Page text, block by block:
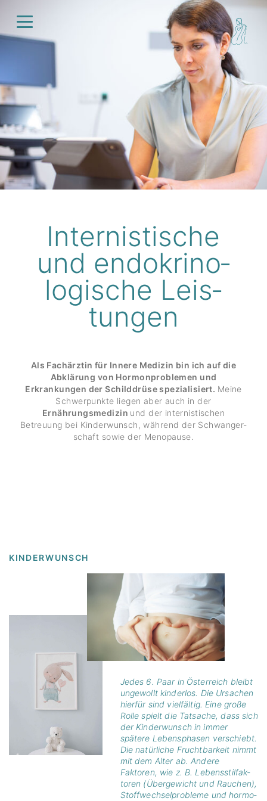
Inter­nistische
und endo­krino­
logische Leis­
tungen
Als Fachärztin für Innere Medizin bin ich auf die
Abklärung von Hormonproblemen und
Erkrankungen der Schilddrüse spezialisiert. Meine
Schwer­punkte liegen aber auch in der
Ernährungsmedizin und der inter­nis­ti­schen
Betreuung bei Kinder­wunsch, während der Schwan­ger­
schaft sowie der Meno­pause.
KINDER­WUNSCH
Jedes 6. Paar in Öster­reich bleibt
unge­wollt kinderlos. Die Ursa­chen
hierfür sind viel­fältig. Eine große
Rolle spielt die Tatsache, dass sich
der Kinder­wunsch in immer
spätere Lebens­phasen verschiebt.
Die natür­liche Frucht­bar­keit nimmt
mit dem Alter ab. Andere
Faktoren, wie z. B. Lebens­stil­fak­
toren (Überge­wicht und Rauchen),
Stoff­wech­sel­pro­bleme und hormo­